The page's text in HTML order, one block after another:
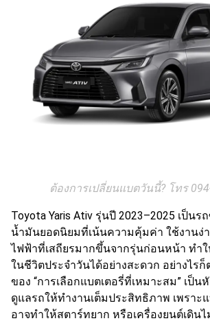
ต้องการเปลี่ยนแบตวันนี้? โทร
Toyota Yaris Ativ รุ่นปี 2023–2025 เป็น
น้ำมันยอดนิยมที่เน้นความคุ้มค่า ใช้งานง่
ไฟฟ้าที่เสถียรมากขึ้นจากรุ่นก่อนหน้า ทำ
ในชีวิตประจำวันได้อย่างสะดวก อย่างไร
ของ “การเลือกแบตเตอรี่ที่เหมาะสม” เป็น
ดูแลรถให้ทำงานเต็มประสิทธิภาพ เพราะ
อาจทำให้สตาร์ทยาก หรือเครื่องยนต์เดินไ